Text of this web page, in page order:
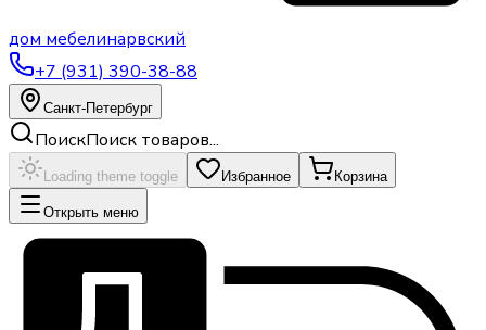
дом мебелинарвский
+7 (931) 390-38-88
Санкт-Петербург
ПоискПоиск товаров...
Loading theme toggle Избранное Корзина
Открыть меню